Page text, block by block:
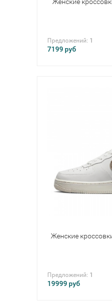
Предложений: 1
7199руб
Женские
Предложений: 1
19999руб